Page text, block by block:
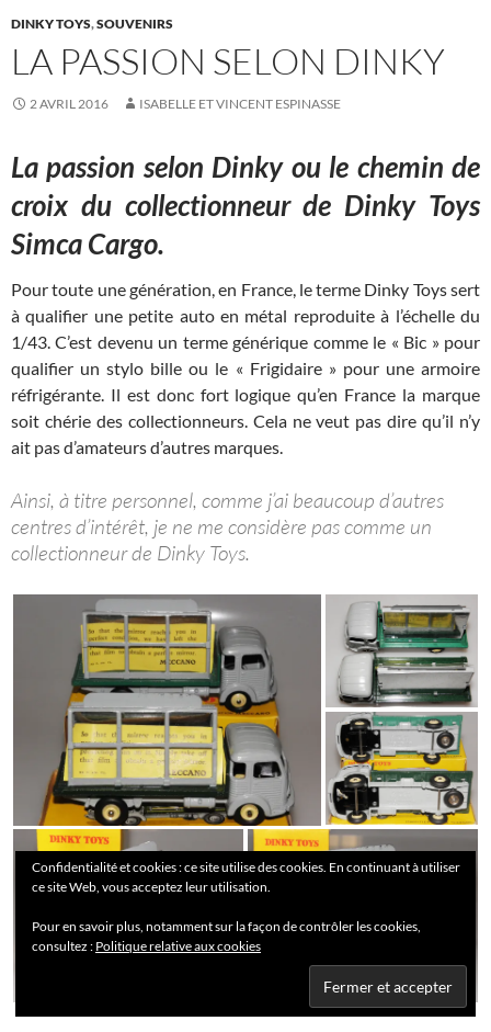
DINKY TOYS,SOUVENIRS
LA PASSION SELON DINKY
2 AVRIL 2016 ISABELLE ET VINCENT ESPINASSE
La passion selon Dinky ou le chemin de
croix du collectionneur de Dinky Toys
Simca Cargo.
Pour toute une génération, en France, le terme Dinky Toys sert
à qualifier une petite auto en métal reproduite à l’échelle du
1/43. C’est devenu un terme générique comme le « Bic » pour
qualifier un stylo bille ou le « Frigidaire » pour une armoire
réfrigérante. Il est donc fort logique qu’en France la marque
soit chérie des collectionneurs. Cela ne veut pas dire qu’il n’y
ait pas d’amateurs d’autres marques.
Ainsi, à titre personnel, comme j’ai beaucoup d’autres
centres d’intérêt, je ne me considère pas comme un
collectionneur de Dinky Toys.
Confidentialité et cookies : ce site utilise des cookies. En continuant à utiliser
ce site Web, vous acceptez leur utilisation.
Pour en savoir plus, notamment sur la façon de contrôler les cookies,
consultez : Politique relative aux cookies